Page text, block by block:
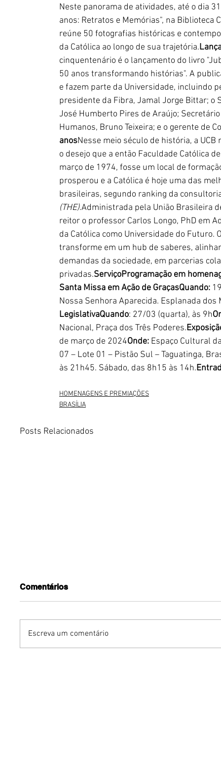
Neste panorama de atividades, até o dia
anos: Retratos e Memórias", na Biblioteca
reúne 50 fotografias históricas e
da Católica ao longo de sua trajetória.
cinquentenário é o lançamento do livro
50 anos transformando histórias". A
e fazem parte da Universidade, incluindo
presidente da Fibra, Jamal Jorge Bittar; o
José Humberto Pires de Araújo;
Humanos, Bruno Teixeira; e o gerente de
anosNesse meio século de história, a
o desejo que a então Faculdade Católica
março de 1974, fosse um local de
prosperou e a Católica é hoje uma das
brasileiras, segundo ranking da
(THE).Administrada pela União Brasileira
reitor o professor Carlos Longo, PhD em
da Católica como Universidade do Futuro.
transforme em um hub de saberes,
demandas da sociedade, em parcerias
privadas.ServiçoProgramação em
Santa Missa em Ação de GraçasQuando:
Nossa Senhora Aparecida. Esplanada dos
LegislativaQuando: 27/03 (quarta), às 9h
Nacional, Praça dos Três Poderes.
de março de 2024Onde: Espaço Cultural
07 – Lote 01 – Pistão Sul – Taguatinga,
às 21h45. Sábado, das 8h15 às 14h.
HOMENAGENS E PREMIAÇÕES
BRASÍLIA
Posts Relacionados
Comentários
Escreva um comentário